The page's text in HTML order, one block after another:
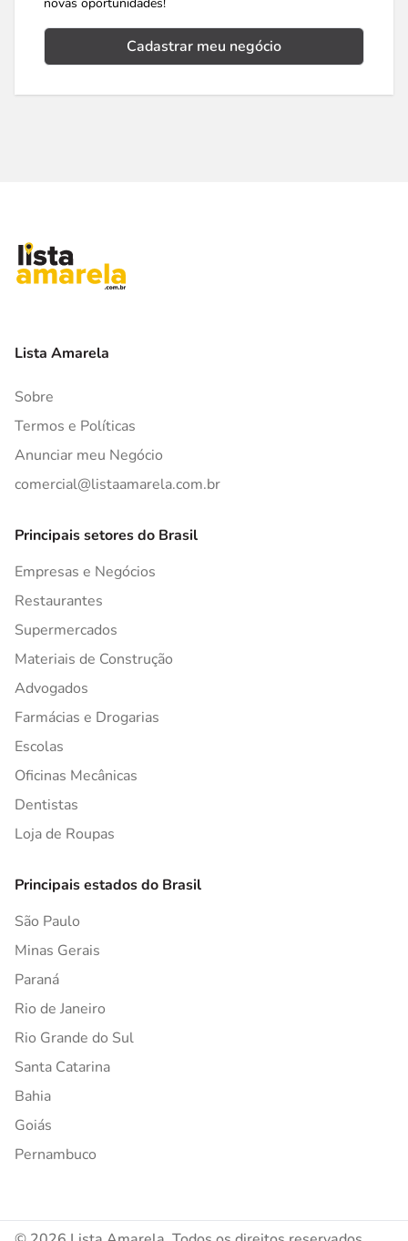
Cadastrar meu negócio
Lista Amarela
Sobre
Termos e Políticas
Anunciar meu Negócio
comercial@listaamarela.com.br
Principais setores do Brasil
Empresas e Negócios
Restaurantes
Supermercados
Materiais de Construção
Advogados
Farmácias e Drogarias
Escolas
Oficinas Mecânicas
Dentistas
Loja de Roupas
Principais estados do Brasil
São Paulo
Minas Gerais
Paraná
Rio de Janeiro
Rio Grande do Sul
Santa Catarina
Bahia
Goiás
Pernambuco